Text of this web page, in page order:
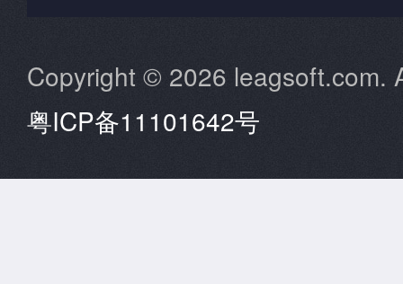
Copyright © 2026 leagsoft.com.
粤ICP备11101642号